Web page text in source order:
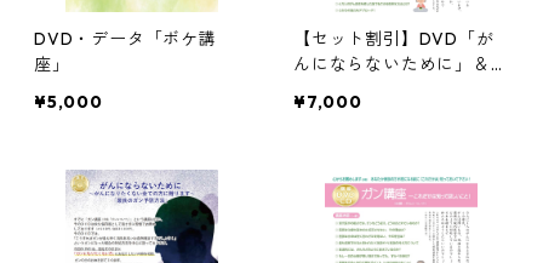
DVD・データ「ボケ講
座」
¥5,000
【セット割引】DVD「が
んにならないために」＆D
¥7,000